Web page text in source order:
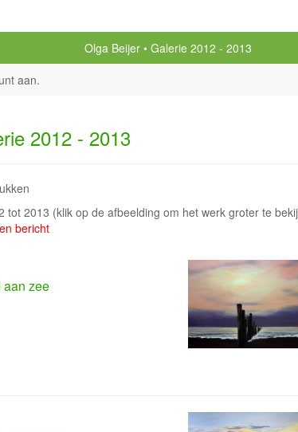
Olga Beijer
Galerie 2012 - 2013
aan.
2012 - 2013
tot 2013 (klik op de afbeelding om het werk groter te
bericht
aan zee